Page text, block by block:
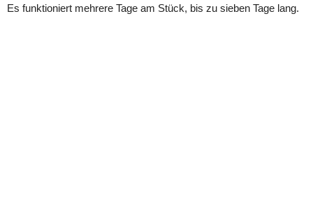
Es funktioniert mehrere Tage am Stück, bis zu sieben Tage lang.